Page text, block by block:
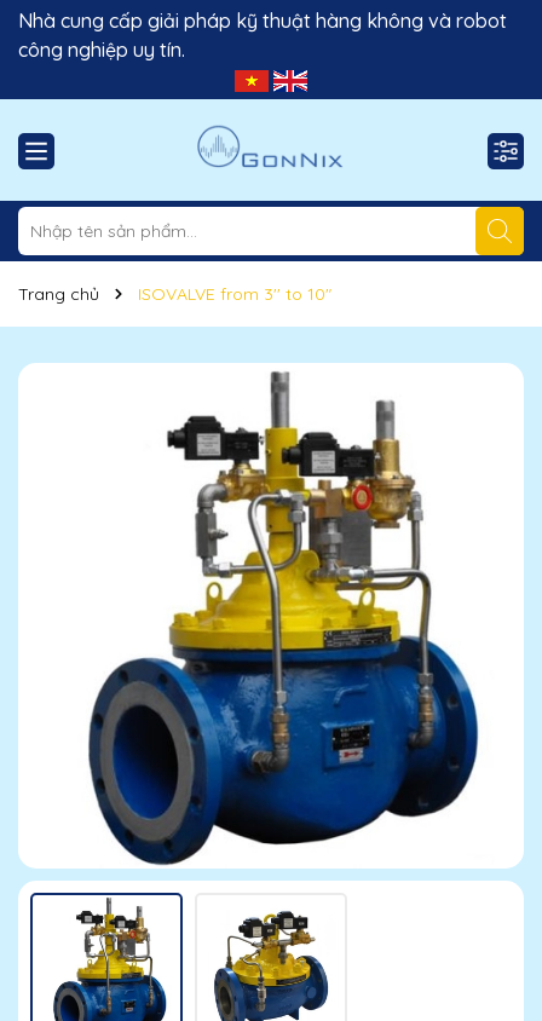
Nhà cung cấp giải pháp kỹ thuật hàng không và robot
công nghiệp uy tín.
Trang chủ ISOVALVE from 3'' to 10"